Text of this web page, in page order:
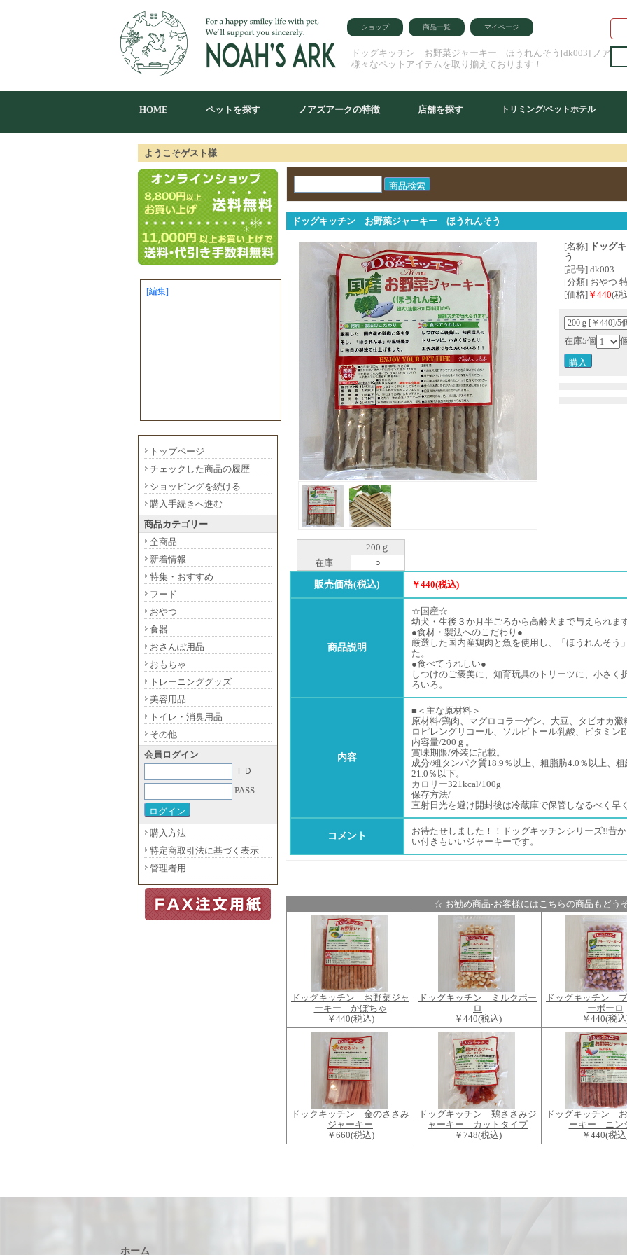
ショップ 商品一覧 マイページ
ドッグキッチン お野菜ジャーキー ほうれんそう[dk003] ノアズ
様々なペットアイテムを取り揃えております！
HOME ペットを探す ノアズアークの特徴 店舗を探す トリミング/ペットホテル
ようこそゲスト様
ドッグキッチン お野菜ジャーキー ほうれんそう
[名称] ドッグ
う
[記号] dk003
[分類] おやつ
[価格] ￥440(税
在庫5個
200ｇ
在庫
○
販売価格(税込) ￥440(税込)
商品説明
☆国産☆
幼犬・生後３か月半ごろから高齢犬まで与えられま
●食材・製法へのこだわり●
厳選した国内産鶏肉と魚を使用し、「ほうれんそう
た。
●食べてうれしい●
しつけのご褒美に、知育玩具のトリーツに、小さ
ろいろ。
内容
■＜主な原材料＞
原材料/鶏肉、マグロコラーゲン、大豆、タピオカ
ロピレングリコール、ソルビトール乳酸、ビタミン
内容量/200ｇ。
賞味期限/外装に記載。
成分/粗タンパク質18.9％以上、粗脂肪4.0％以上、
21.0％以下。
カロリー321kcal/100g
保存方法/
直射日光を避け開封後は冷蔵庫で保管しなるべく早
コメント
お待たせしました！！ドッグキッチンシリーズ!!昔
い付きもいいジャーキーです。
☆ お勧め商品-お客様にはこちらの商品もどう
ドッグキッチン お野菜ジャ
ーキー かぼちゃ
￥440(税込)
ドッグキッチン ミルクボー
ロ
￥440(税込)
ドッグキッチン
ーボーロ
￥440(税
ドックキッチン 金のささみ
ジャーキー
￥660(税込)
ドッグキッチン 鶏ささみジ
ャーキー カットタイプ
￥748(税込)
ドッグキッチン
ーキー ニン
￥440(税
トップページ
チェックした商品の履歴
ショッピングを続ける
購入手続きへ進む
商品カテゴリー
全商品
新着情報
特集・おすすめ
フード
おやつ
食器
おさんぽ用品
おもちゃ
トレーニンググッズ
美容用品
トイレ・消臭用品
その他
会員ログイン
ＩＤ
PASS
購入方法
特定商取引法に基づく表示
管理者用
ホーム